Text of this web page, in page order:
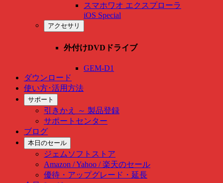
スマホワオ エクスプローラ
iOS Special
アクセサリ
外付けDVDドライブ
GEM-D1
ダウンロード
使い方･活用方法
サポート
引きかえ ～ 製品登録
サポートセンター
ブログ
本日のセール
ジェムソフトストア
Amazon / Yahoo / 楽天のセール
優待・アップグレード・延長